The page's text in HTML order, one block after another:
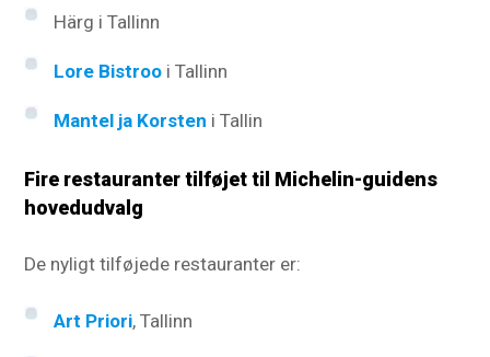
Härg i Tallinn
Lore Bistroo i Tallinn
Mantel ja Korsten i Tallin
Fire restauranter tilføjet til Michelin-guidens
hovedudvalg
De nyligt tilføjede restauranter er:
Art Priori, Tallinn